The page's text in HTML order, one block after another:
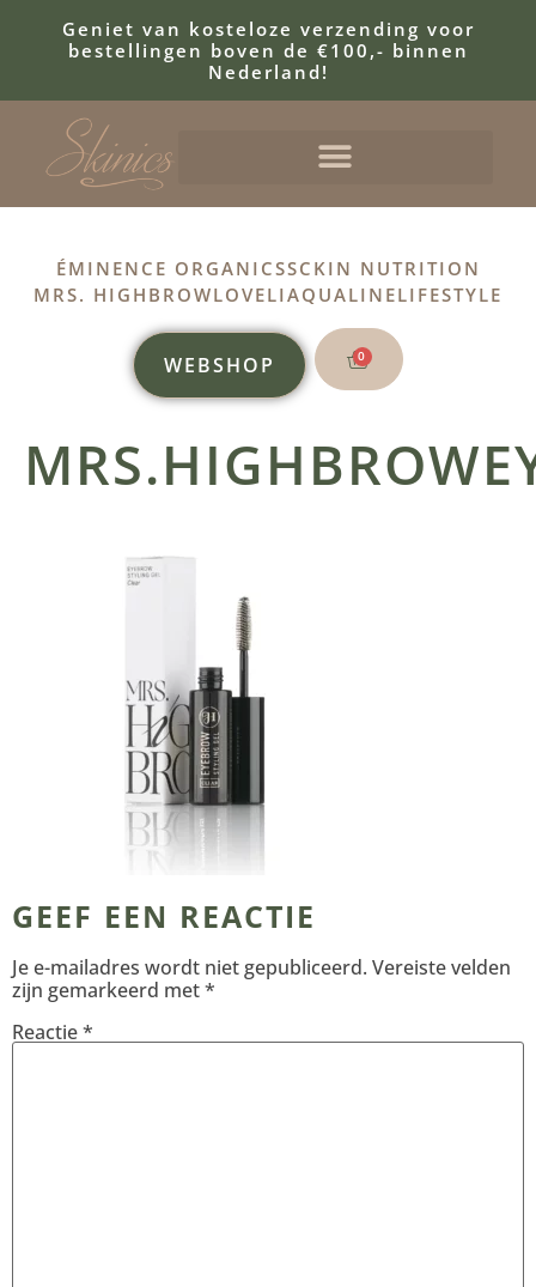
Geniet van kosteloze verzending voor
bestellingen boven de €100,- binnen
Nederland!
ÉMINENCE ORGANICSSCKIN NUTRITION
MRS. HIGHBROWLOVELIAQUALINELIFESTYLE
WEBSHOP 0
GEEF EEN REACTIE
Je e-mailadres wordt niet gepubliceerd. Vereiste velden
zijn gemarkeerd met*
Reactie*